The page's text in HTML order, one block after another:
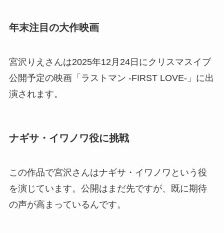
年末注目の大作映画
宮沢りえさんは2025年12月24日にクリスマスイブ
公開予定の映画「ラストマン -FIRST LOVE-」に出
演されます。
ナギサ・イワノワ役に挑戦
この作品で宮沢さんはナギサ・イワノワという役
を演じています。公開はまだ先ですが、既に期待
の声が高まっているんです。